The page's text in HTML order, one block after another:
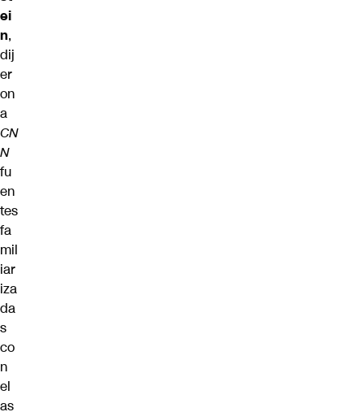
ei
n,
dij
er
on
a
CN
N
fu
en
tes
fa
mil
iar
iza
da
s
co
n
el
as